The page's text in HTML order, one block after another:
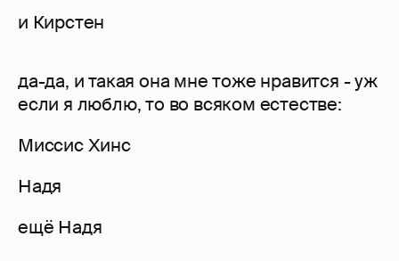
и Кирстен
да-да, и такая она мне тоже нравится - уж
если я люблю, то во всяком естестве:
Миссис Хинс
Надя
ещё Надя